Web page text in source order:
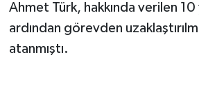
Ahmet Türk, hakkında verilen 10
ardından görevden
atanmıştı.